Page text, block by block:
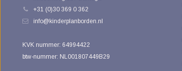
+31 (0)30 369 0 362
info@kinderplanborden.nl
KVK nummer: 64994422
btw-nummer: NL001807449B29